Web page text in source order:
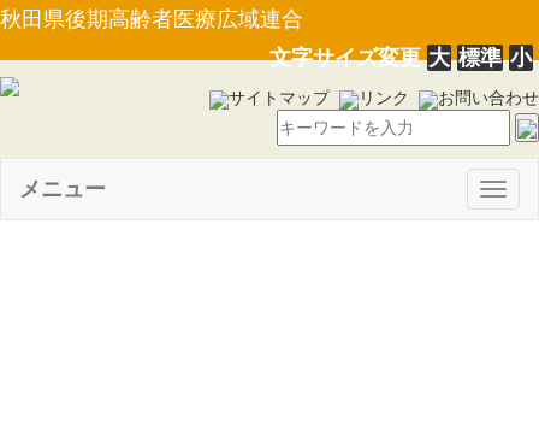
秋田県後期高齢者医療広域連合
文字サイズ変更大 標準 小
サイトマップ リンク お問い合わせ
メニュー